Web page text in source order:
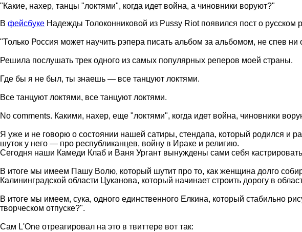
"Какие, нахер, танцы "локтями", когда идет война, а чиновники воруют?"
В фейсбуке Надежды Толоконниковой из Pussy Riot появился пост о русском
"Только Россия может научить рэпера писать альбом за альбомом, не спев
Решила послушать трек одного из самых популярных реперов моей страны.
Где бы я не был, ты знаешь — все танцуют локтями.
Все танцуют локтями, все танцуют локтями.
No comments. Какими, нахер, еще "локтями", когда идет война, чиновники
Я уже и не говорю о состоянии нашей сатиры, стендапа, который родился и
шуток у него — про республиканцев, войну в Ираке и религию.
Сегодня наши Камеди Клаб и Ваня Ургант вынуждены сами себя
В итоге мы имеем Пашу Волю, который шутит про то, как женщина долго
Калининградской области Цуканова, который начинает строить дорогу в
В итоге мы имеем, сука, одного единственного Елкина, который стабильно
творческом отпуске?".
Сам L'One отреагировал на это в твиттере вот так: